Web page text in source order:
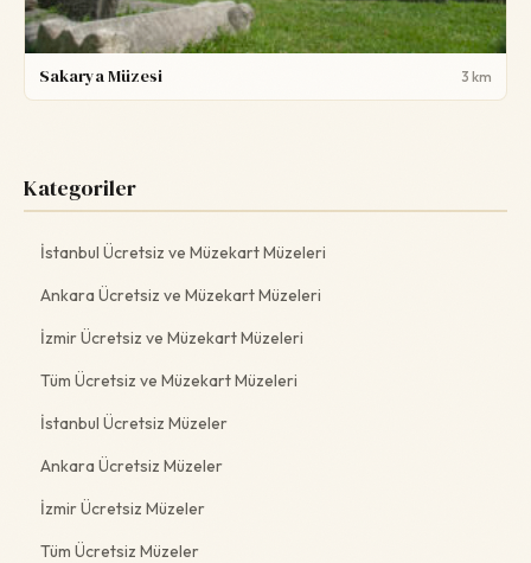
Sakarya Müzesi 3 km
Kategoriler
İstanbul Ücretsiz ve Müzekart Müzeleri
Ankara Ücretsiz ve Müzekart Müzeleri
İzmir Ücretsiz ve Müzekart Müzeleri
Tüm Ücretsiz ve Müzekart Müzeleri
İstanbul Ücretsiz Müzeler
Ankara Ücretsiz Müzeler
İzmir Ücretsiz Müzeler
Tüm Ücretsiz Müzeler